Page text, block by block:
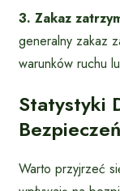
3. Zakaz
generalny zakaz
warunków ruchu
Statystyki
Warto przyjrzeć